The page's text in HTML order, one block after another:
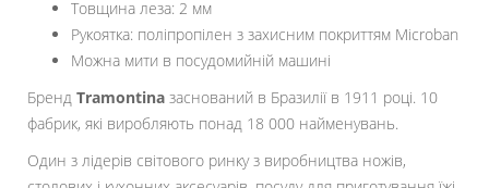
Товщина леза: 2 мм
Рукоятка: поліпропілен з захисним покриттям Microban
Можна мити в посудомийній машині
Бренд Tramontina заснований в Бразилії в 1911 році. 10
фабрик, які виробляють понад 18 000 найменувань.
Один з лідерів світового ринку з виробництва ножів,